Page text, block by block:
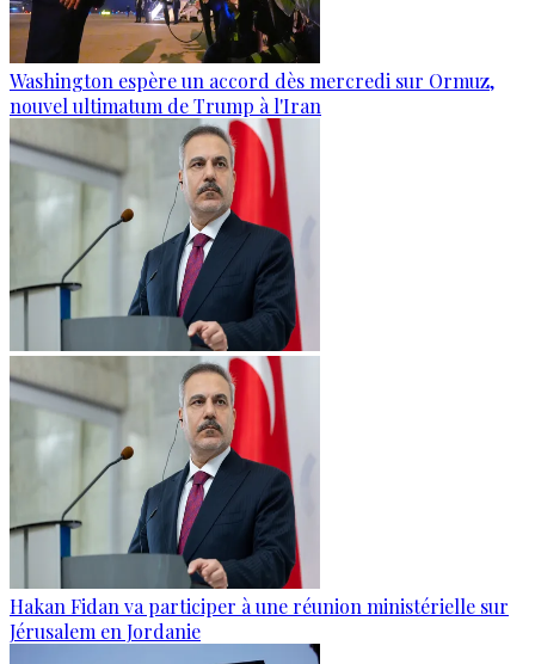
Washington espère un accord dès mercredi sur Ormuz,
nouvel ultimatum de Trump à l'Iran
Hakan Fidan va participer à une réunion ministérielle sur
Jérusalem en Jordanie